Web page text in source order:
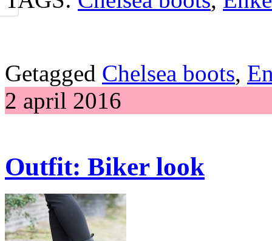
Getagged Chelsea boots,
2 april 2016
Outfit: Biker look